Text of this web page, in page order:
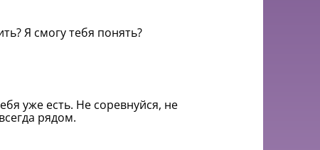
Я смогу тебя понять?
уже есть. Не соревнуйся, не
рядом.